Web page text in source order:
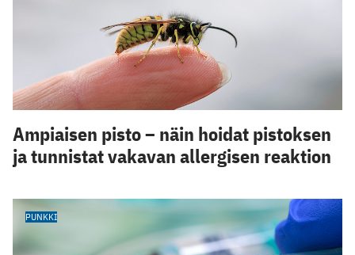
Ampiaisen pisto – näin hoidat pistoksen
ja tunnistat vakavan allergisen reaktion
PUNKKI